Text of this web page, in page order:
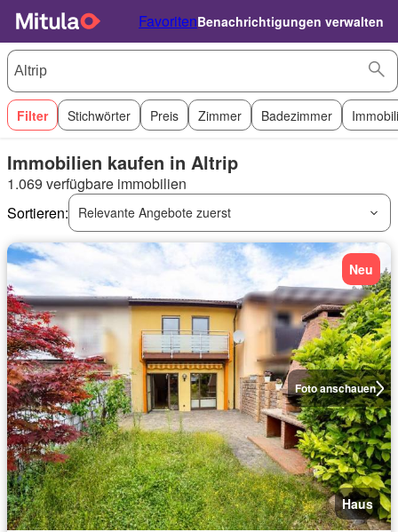
FavoritenBenachrichtigungen verwalten
Filter Stichwörter Preis Zimmer Badezimmer
Immobilien kaufen in Altrip
1.069 verfügbare immobilien
Sortieren:
Relevante Angebote zuerst
Foto anschauen
Neu
Haus